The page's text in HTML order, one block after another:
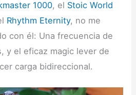
1000, el Stoic World
Rhythm Eternity, no me
con él: Una frecuencia de
y el eficaz magic lever de
carga bidireccional.